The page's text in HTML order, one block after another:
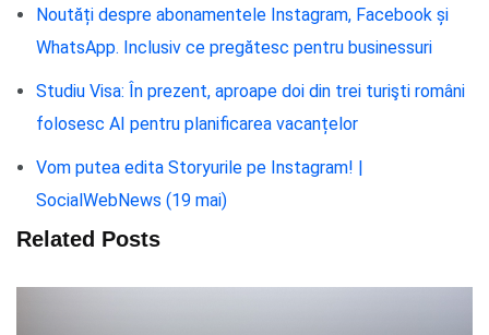
Noutăți despre abonamentele Instagram, Facebook și
WhatsApp. Inclusiv ce pregătesc pentru businessuri
Studiu Visa: În prezent, aproape doi din trei turişti români
folosesc AI pentru planificarea vacanțelor
Vom putea edita Storyurile pe Instagram! |
SocialWebNews (19 mai)
Related Posts